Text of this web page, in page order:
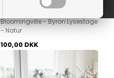
Bloomingville - Byron Lysestage
- Natur
100,00 DKK